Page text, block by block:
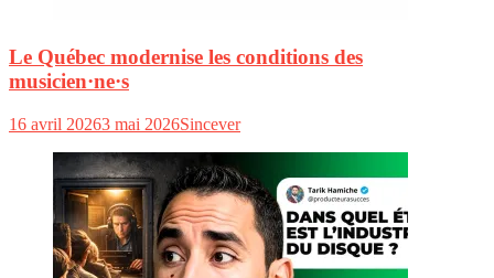
Le Québec modernise les conditions des
musicien·ne·s
16 avril 20263 mai 2026Sincever